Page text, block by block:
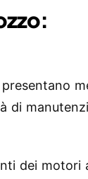
di
dei motori